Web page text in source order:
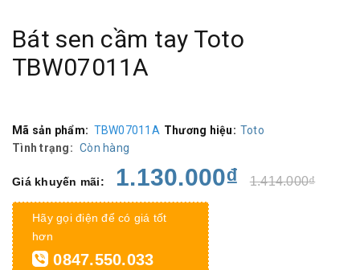
Bát sen cầm tay Toto
TBW07011A
Mã sản phẩm: TBW07011A Thương hiệu: Toto
Tình trạng: Còn hàng
Giá khuyến mãi: 1.130.000₫ 1.414.000₫
Hãy gọi điện để có giá tốt
hơn
0847.550.033